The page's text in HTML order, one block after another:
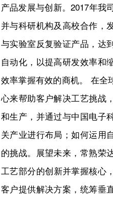
产品发展与创新。2017年我
并与科研机构及高校合作，
与实验室反复验证产品，达
自动化，以提高研发效率和
效率掌握有效的商机。 在全
心来帮助客户解决工艺挑战
和生产，并通过与中国电子
关产业进行布局；如何运用
的挑战。展望未来，常熟荣
工艺部分的创新并掌握核心
客户提供解决方案，统筹垂